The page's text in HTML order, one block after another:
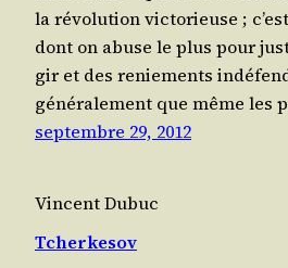
la révo­lu­tion vic­to­rieuse ;
dont on abuse le plus pour
gir et des renie­ments
géné­ra­le­ment que même les
septembre 29, 2012
Vincent Dubuc
Tcherkesov